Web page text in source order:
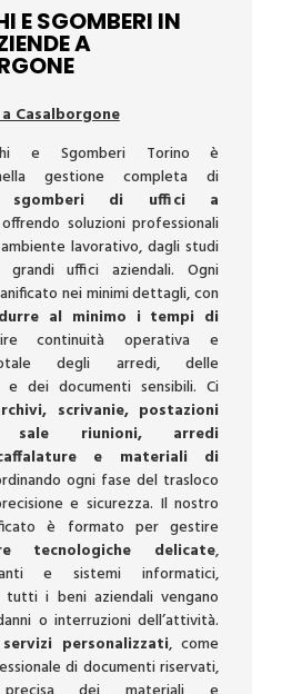
E SGOMBERI IN
A
Casalborgone
e Sgomberi Torino è
gestione completa di
sgomberi di uffici a
soluzioni professionali
lavorativo, dagli studi
grandi uffici aziendali. Ogni
nei minimi dettagli, con
al minimo i tempi di
continuità operativa e
degli arredi, delle
e dei documenti sensibili. Ci
scrivanie, postazioni
sale riunioni, arredi
e materiali di
ogni fase del trasloco
e sicurezza. Il nostro
è formato per gestire
tecnologiche delicate,
e sistemi informatici,
tutti i beni aziendali vengano
o interruzioni dell’attività.
servizi personalizzati, come
di documenti riservati,